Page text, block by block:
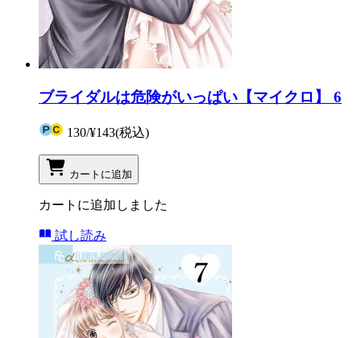
ブライダルは危険がいっぱい【マイクロ】 6
130/¥143(税込)
カートに追加
カートに追加しました
試し読み